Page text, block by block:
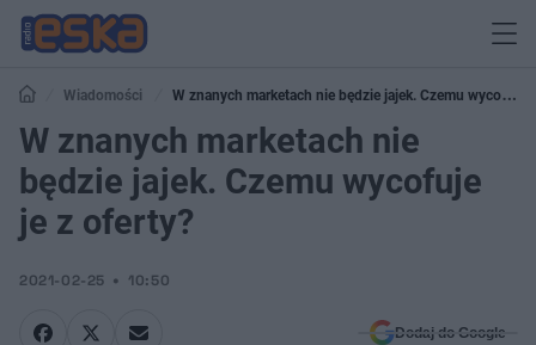
Wiadomości
W znanych marketach nie będzie jajek. Czemu wycofuje
je z oferty?
W znanych marketach nie
będzie jajek. Czemu wycofuje
je z oferty?
2021-02-25 10:50
Dodaj do Google